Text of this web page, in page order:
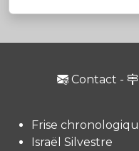
Contact -
Frise
Israël Silvestre